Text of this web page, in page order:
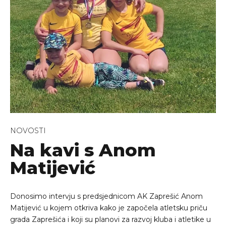
NOVOSTI
Na kavi s Anom
Matijević
Donosimo intervju s predsjednicom AK Zaprešić Anom
Matijević u kojem otkriva kako je započela atletsku priču
grada Zaprešića i koji su planovi za razvoj kluba i atletike u